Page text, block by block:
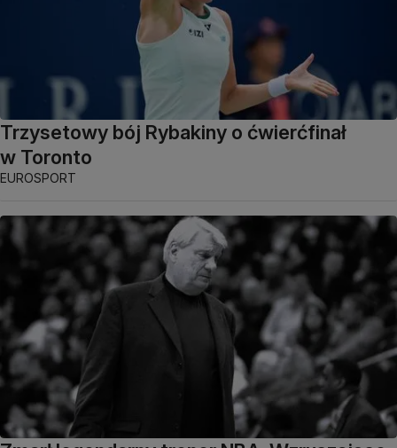
Trzysetowy bój Rybakiny o ćwierćfinał
w Toronto
EUROSPORT